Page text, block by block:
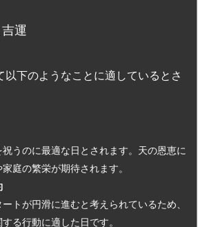
運
以下のようなことに適しているとさ
うのに最適な日とされます。天の恩恵に
庭の繁栄が期待されます。
トが円滑に進むと考えられているため、
る行動に適した日です。